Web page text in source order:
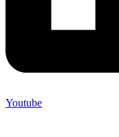
Youtube